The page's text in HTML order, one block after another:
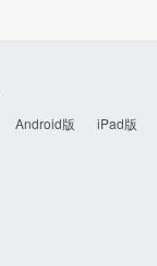
Android版 iPad版